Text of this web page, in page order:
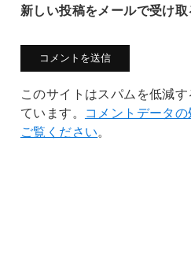
新しい投稿をメールで受け取
このサイトはスパムを低減
ています。 コメントデータ
ご覧ください。